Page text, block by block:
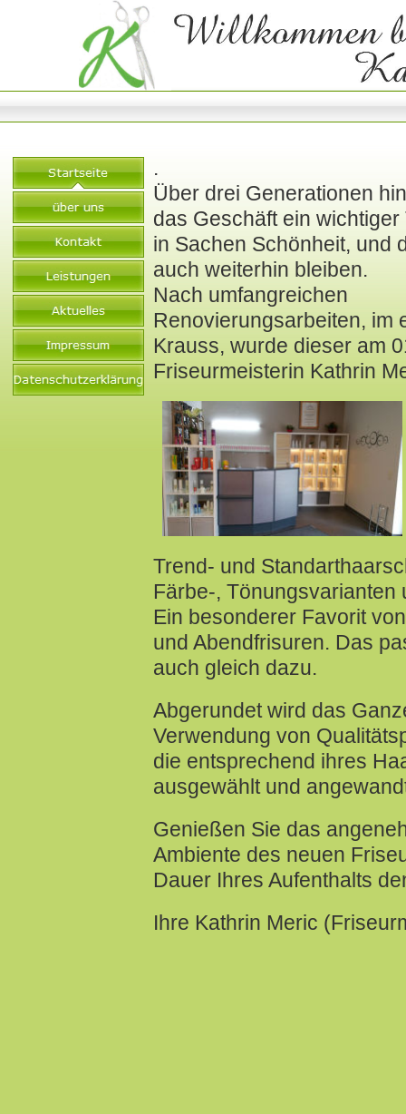
.
Über drei Generationen
das Geschäft ein wichtiger
in Sachen Schönheit, und
auch weiterhin bleiben.
Nach umfangreichen
Renovierungsarbeiten, im
Krauss, wurde dieser am
Friseurmeisterin Kathrin
Trend- und
Färbe-, Tönungsvarianten
Ein besonderer Favorit
und Abendfrisuren. Das
auch gleich dazu.
Abgerundet wird das
Verwendung von
die entsprechend ihres
ausgewählt und
Genießen Sie das
Ambiente des neuen
Dauer Ihres Aufenthalts
Ihre Kathrin Meric